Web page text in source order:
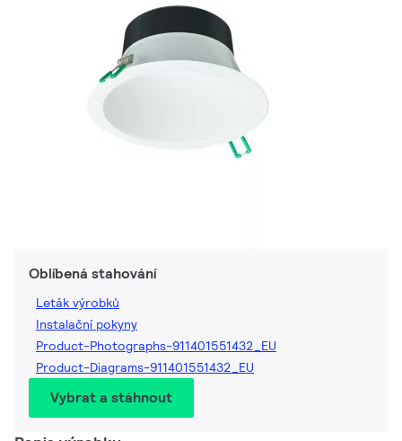
Oblíbená stahování
Leták výrobků
Instalační pokyny
Product-Photographs-911401551432_EU
Product-Diagrams-911401551432_EU
Vybrat a stáhnout